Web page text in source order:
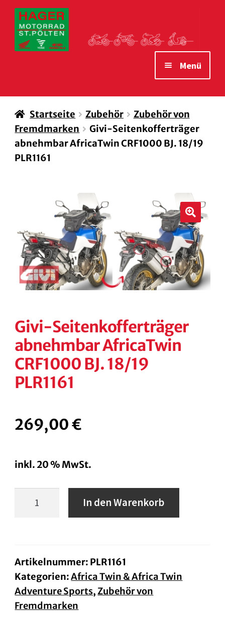
Zur
Navigation
springen
Zum
Inhalt
springen
Menü
STARTSEITE
MOTORRÄDER
VERLEIH MOTORRÄDER
ZUBEHÖR
ÖFFNUNGSZEITEN
KONTAKT
KASSE
RECHTLICHES
Startseite Zubehör
Zubehör von
Fremdmarken
Givi-Seitenkofferträger
abnehmbar AfricaTwin CRF1000 BJ. 18/19
PLR1161
🔍
Givi-Seitenkofferträger
abnehmbar AfricaTwin
CRF1000 BJ. 18/19
PLR1161
269,00€
inkl. 20 % MwSt.
CRF1000
BJ.
18/19
PLR1161
In den Warenkorb
Artikelnummer: PLR1161
Kategorien:Africa Twin & Africa Twin
Adventure Sports,Zubehör von
Fremdmarken